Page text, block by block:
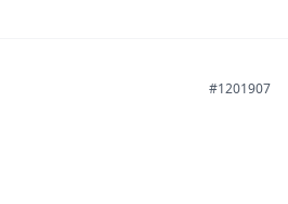
#1201907